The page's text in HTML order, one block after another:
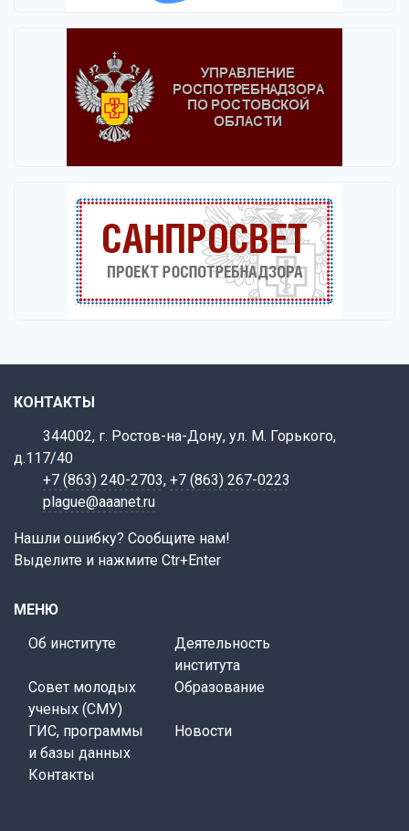
КОНТАКТЫ
344002, г. Ростов-на-Дону, ул. М. Горького,
д.117/40
+7 (863) 240-2703, +7 (863) 267-0223
plague@aaanet.ru
Нашли ошибку? Сообщите нам!
Выделите и нажмите Ctr+Enter
МЕНЮ
Об институте
Деятельность
института
Совет молодых
ученых (СМУ)
Образование
ГИС, программы
и базы данных
Новости
Контакты